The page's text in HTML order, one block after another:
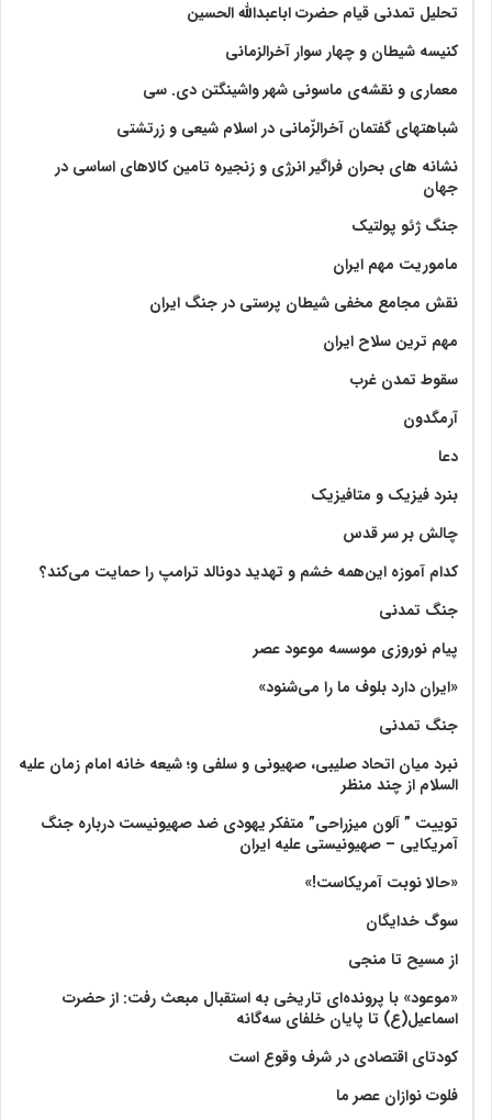
تحلیل تمدنی قیام حضرت اباعبدالله الحسین
کنیسه شیطان و چهار سوار آخرالزمانی
معماری و نقشه‌ی ماسونی شهر واشينگتن دی. سی
شباهتهای گفتمان آخر‌الزّمانی در اسلام شیعی و زرتشتی
نشانه های بحران فراگیر انرژی و زنجیره تامین کالاهای اساسی در
جهان
جنگ ژئو پولتیک
ماموریت مهم ایران
نقش مجامع مخفی شیطان پرستی در جنگ ایران
مهم ترین سلاح ایران
سقوط تمدن غرب
آرمگدون
دعا
بنرد فیزیک و متافیزیک
چالش بر سر قدس
کدام آموزه این‌همه خشم و تهدید دونالد ترامپ را حمایت می‌کند؟
جنگ تمدنی
پیام نوروزی موسسه موعود عصر
«ایران دارد بلوف ما را می‌شنود»
جنگ تمدنی
نبرد میان اتحاد صلیبی، صهیونی و سلفی و؛ شیعه خانه امام زمان علیه
السلام از چند منظر
توییت ” آلون میزراحی” متفکر یهودی ضد صهیونیست درباره جنگ
آمریکایی – صهیونیستی علیه ایران
«حالا نوبت آمریکاست!»
سوگ خدایگان
از مسیح تا منجی
«موعود» با پرونده‌ای تاریخی به استقبال مبعث رفت: از حضرت
اسماعیل(ع) تا پایان خلفای سه‌گانه
کودتای اقتصادی در شرف وقوع است
فلوت نوازان عصر ما